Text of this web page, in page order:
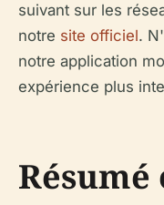
suivant sur les
notre site officiel.
notre application
expérience plus